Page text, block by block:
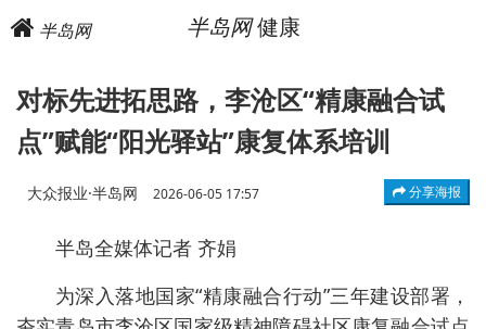
半岛网 半岛网健康
对标先进拓思路，李沧区“精康融合试
点”赋能“阳光驿站”康复体系培训
大众报业·半岛网 2026-06-05 17:57 分享海报
半岛全媒体记者 齐娟
为深入落地国家“精康融合行动”三年建设部署，